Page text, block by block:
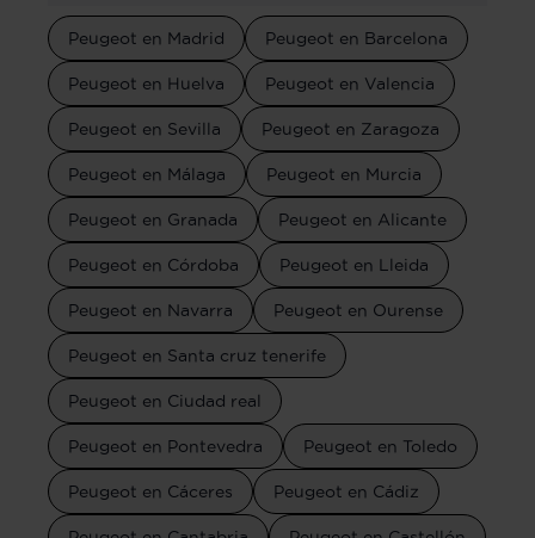
Peugeot en Madrid Peugeot en Barcelona
Peugeot en Huelva Peugeot en Valencia
Peugeot en Sevilla Peugeot en Zaragoza
Peugeot en Málaga Peugeot en Murcia
Peugeot en Granada Peugeot en Alicante
Peugeot en Córdoba Peugeot en Lleida
Peugeot en Navarra Peugeot en Ourense
Peugeot en Santa cruz tenerife
Peugeot en Ciudad real
Peugeot en Pontevedra Peugeot en Toledo
Peugeot en Cáceres Peugeot en Cádiz